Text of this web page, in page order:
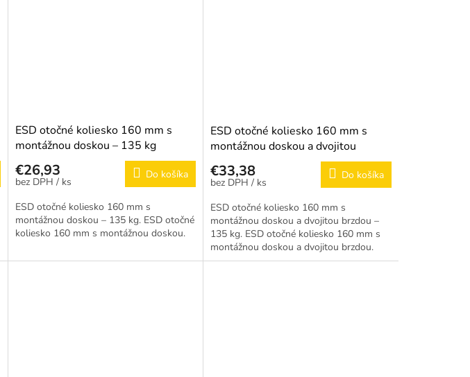
ESD otočné koliesko 160 mm s
montážnou doskou – 135 kg
€26,93
/ ks
Do košíka
ESD otočné koliesko 160 mm s
montážnou doskou – 135 kg. ESD otočné
koliesko 160 mm s montážnou doskou.
ESD otočné koliesko 160 mm s
montážnou doskou a dvojitou
brzdou – 135 kg
€33,38
/ ks
Do košíka
ESD otočné koliesko 160 mm s
montážnou doskou a dvojitou brzdou –
135 kg. ESD otočné koliesko 160 mm s
montážnou doskou a dvojitou brzdou.